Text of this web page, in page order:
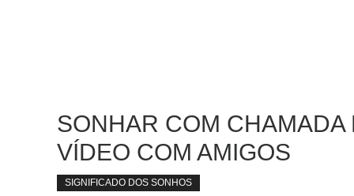
SONHAR COM CHAMADA
VÍDEO COM AMIGOS
SIGNIFICADO DOS SONHOS